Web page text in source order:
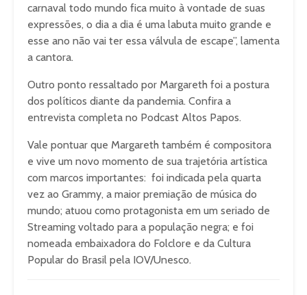
carnaval todo mundo fica muito à vontade de suas
expressões, o dia a dia é uma labuta muito grande e
esse ano não vai ter essa válvula de escape”, lamenta
a cantora.
Outro ponto ressaltado por Margareth foi a postura
dos políticos diante da pandemia. Confira a
entrevista completa no Podcast Altos Papos.
Vale pontuar que Margareth também é compositora
e vive um novo momento de sua trajetória artística
com marcos importantes: foi indicada pela quarta
vez ao Grammy, a maior premiação de música do
mundo; atuou como protagonista em um seriado de
Streaming voltado para a população negra; e foi
nomeada embaixadora do Folclore e da Cultura
Popular do Brasil pela IOV/Unesco.